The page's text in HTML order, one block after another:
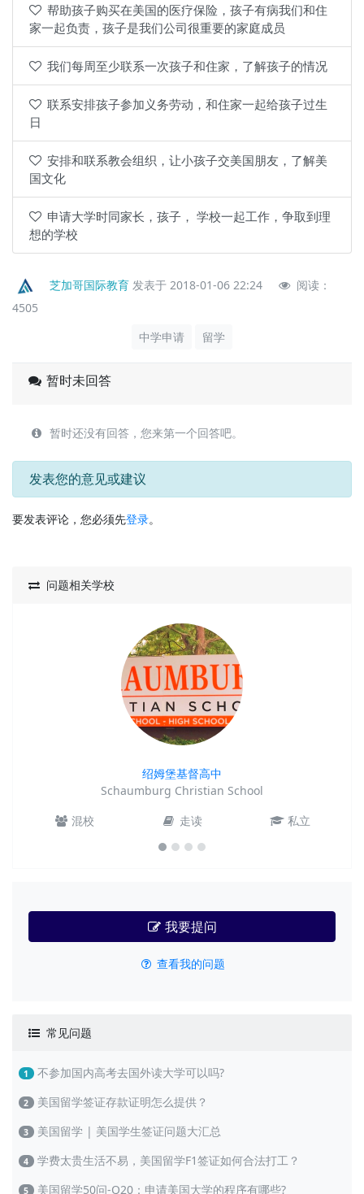
帮助孩子购买在美国的医疗保险，孩子有病我们和住
家一起负责，孩子是我们公司很重要的家庭成员
我们每周至少联系一次孩子和住家，了解孩子的情况
联系安排孩子参加义务劳动，和住家一起给孩子过生
日
安排和联系教会组织，让小孩子交美国朋友，了解美
国文化
申请大学时同家长，孩子， 学校一起工作，争取到理
想的学校
芝加哥国际教育 发表于 2018-01-06 22:24
阅读：
4505
中学申请
留学
暂时未回答
暂时还没有回答，您来第一个回答吧。
发表您的意见或建议
要发表评论，您必须先登录。
问题相关学校
Christian School
走读
私立
混校
我要提问
查看我的问题
常见问题
1 不参加国内高考去国外读大学可以吗?
2 美国留学签证存款证明怎么提供？
3 美国留学 | 美国学生签证问题大汇总
4 学费太贵生活不易，美国留学F1签证如何合法打工？
5 美国留学50问-Q20：申请美国大学的程序有哪些?